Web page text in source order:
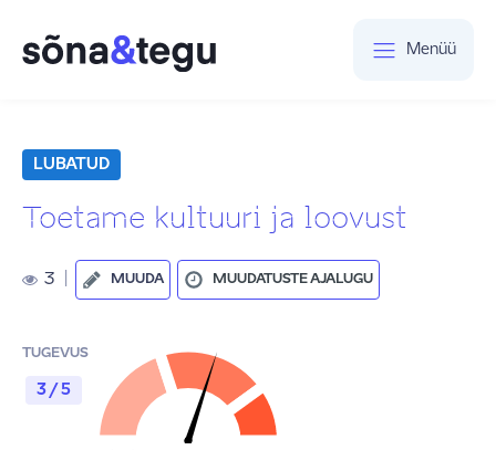
Menüü
LUBATUD
Toetame kultuuri ja loovust
3 MUUDA MUUDATUSTE AJALUGU
TUGEVUS
3 / 5